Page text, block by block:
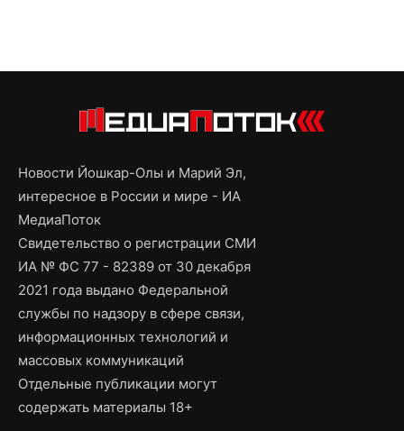
Новости Йошкар-Олы и Марий Эл,
интересное в России и мире - ИА
МедиаПоток
Свидетельство о регистрации СМИ
ИА № ФС 77 - 82389 от 30 декабря
2021 года выдано Федеральной
службы по надзору в сфере связи,
информационных технологий и
массовых коммуникаций
Отдельные публикации могут
содержать материалы 18+